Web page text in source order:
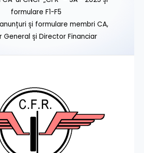
formulare F1-F5
și formulare membri CA,
General și Director Financiar